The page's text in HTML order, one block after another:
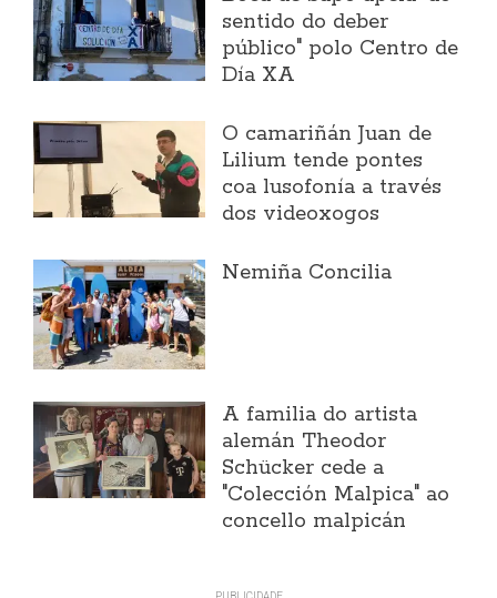
sentido do deber
público" polo Centro de
Día XA
O camariñán Juan de
Lilium tende pontes
coa lusofonía a través
dos videoxogos
Nemiña Concilia
A familia do artista
alemán Theodor
Schücker cede a
"Colección Malpica" ao
concello malpicán